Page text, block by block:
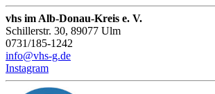
vhs im Alb-Donau-Kreis e. V.
Schillerstr. 30, 89077 Ulm
0731/185-1242
info@vhs-g.de
Instagram